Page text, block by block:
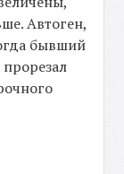
Автоген,
бывший